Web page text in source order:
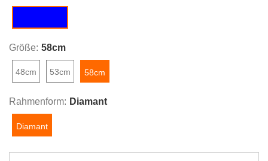
Größe: 58cm
48cm 53cm 58cm
Rahmenform: Diamant
Diamant